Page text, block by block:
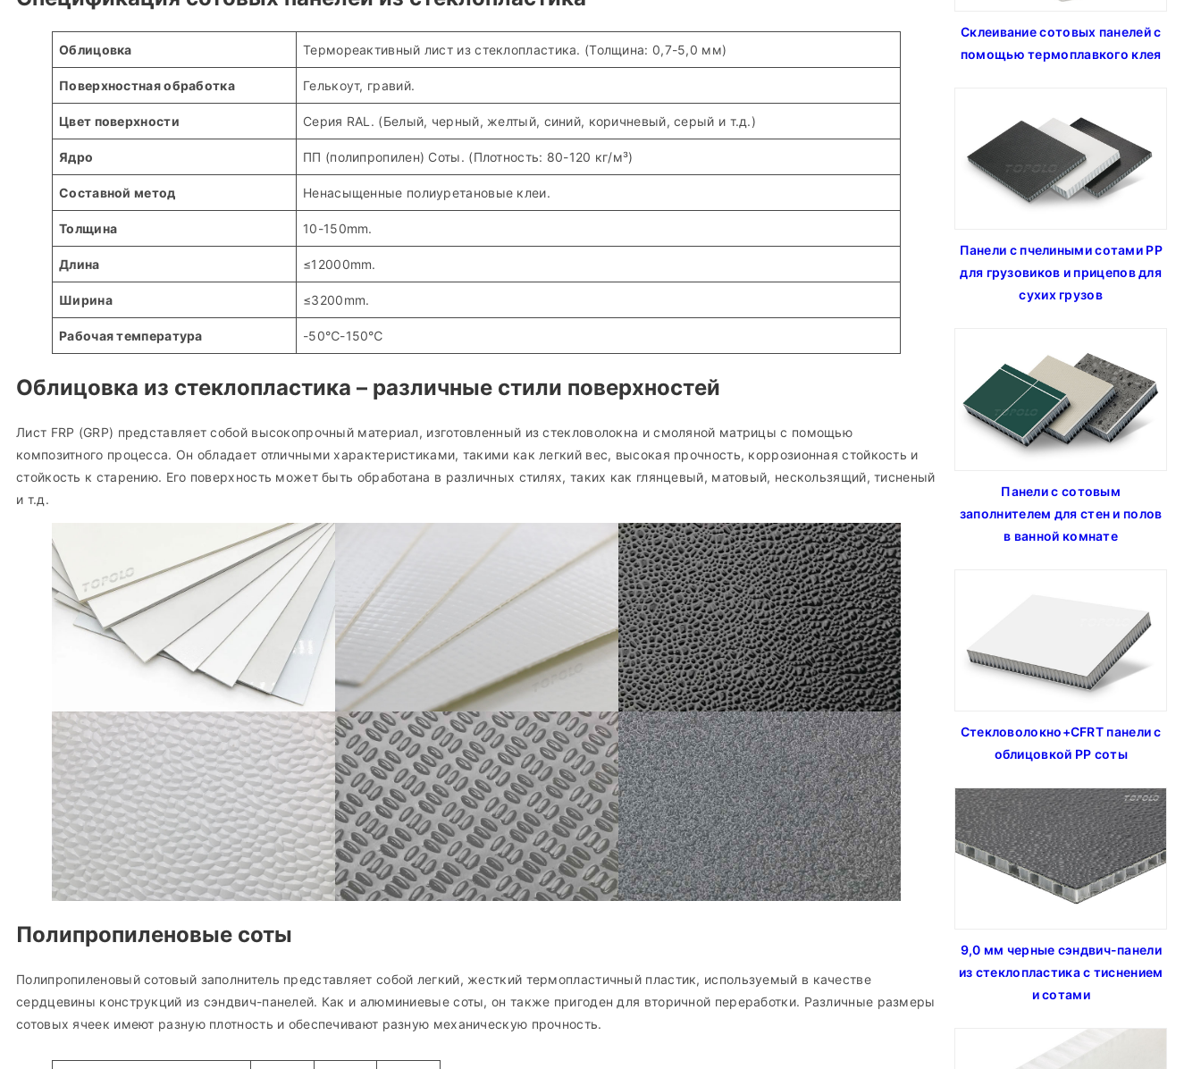
Облицовка Термореактивный лист из стеклопластика. (Толщина: 0,7-5,0 мм)
Поверхностная обработка Гелькоут, гравий.
Цвет поверхности Серия RAL. (Белый, черный, желтый, синий, коричневый, серый и т.д.)
Ядро ПП (полипропилен) Соты. (Плотность: 80-120 кг/м³)
Составной метод Ненасыщенные полиуретановые клеи.
Толщина 10-150mm.
Длина ≤12000mm.
Ширина ≤3200mm.
Рабочая температура -50℃-150℃
Облицовка из стеклопластика – различные стили поверхностей
Лист FRP (GRP) представляет собой высокопрочный материал, изготовленный из стекловолокна и смоляной матрицы с помощью
композитного процесса. Он обладает отличными характеристиками, такими как легкий вес, высокая прочность, коррозионная стойкость и
стойкость к старению. Его поверхность может быть обработана в различных стилях, таких как глянцевый, матовый, нескользящий, тисненый
и т.д.
Полипропиленовые соты
Полипропиленовый сотовый заполнитель представляет собой легкий, жесткий термопластичный пластик, используемый в качестве
сердцевины конструкций из сэндвич-панелей. Как и алюминиевые соты, он также пригоден для вторичной переработки. Различные размеры
сотовых ячеек имеют разную плотность и обеспечивают разную механическую прочность.
Склеивание сотовых панелей с
помощью термоплавкого клея
Панели с пчелиными сотами PP
для грузовиков и прицепов для
сухих грузов
Панели с сотовым
заполнителем для стен и полов
в ванной комнате
Cтекловолокно+CFRT панели с
облицовкой PP соты
9,0 мм черные сэндвич-панели
из стеклопластика с тиснением
и сотами